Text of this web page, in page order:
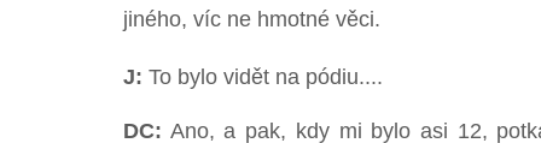
jiného, víc ne hmotné věci.
J: To bylo vidět na pódiu....
DC: Ano, a pak, kdy mi bylo asi 12,